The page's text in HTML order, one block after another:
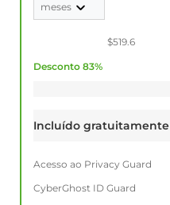
meses
$519.6
Desconto 83%
Incluído gratuitamente
Acesso ao Privacy Guard
CyberGhost ID Guard